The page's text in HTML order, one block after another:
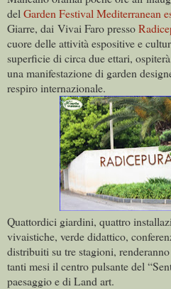
del Garden Festival Mediterranean
Giarre, dai Vivai Faro presso
cuore delle attività espositive e
superficie di circa due ettari,
una manifestazione di garden
respiro internazionale.
Quattordici giardini, quattro
vivaistiche, verde didattico,
distribuiti su tre stagioni,
tanti mesi il centro pulsante del
paesaggio e di Land art.